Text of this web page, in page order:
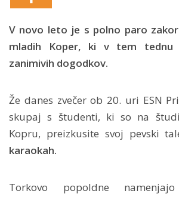
V novo leto je s polno paro
mladih Koper, ki v tem tednu
zanimivih dogodkov.
Že danes zvečer ob 20. uri ESN
skupaj s študenti, ki so na
Kopru, preizkusite svoj pevski
karaokah.
Torkovo popoldne